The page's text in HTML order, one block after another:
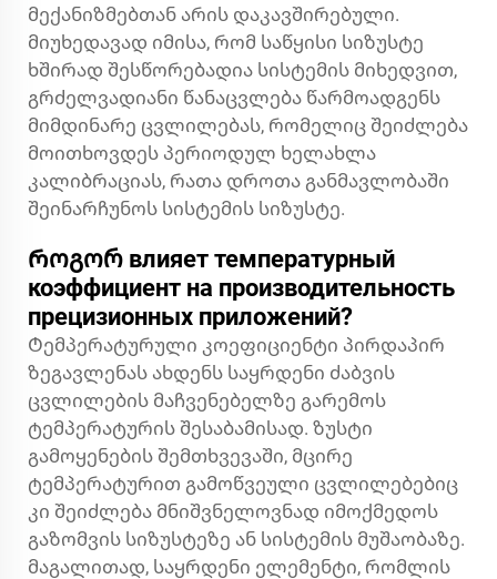
მექანიზმებთან არის დაკავშირებული.
მიუხედავად იმისა, რომ საწყისი სიზუსტე
ხშირად შესწორებადია სისტემის მიხედვით,
გრძელვადიანი წანაცვლება წარმოადგენს
მიმდინარე ცვლილებას, რომელიც შეიძლება
მოითხოვდეს პერიოდულ ხელახლა
კალიბრაციას, რათა დროთა განმავლობაში
შეინარჩუნოს სისტემის სიზუსტე.
Როგორ влияет температурный
коэффициент на производительность
прецизионных приложений?
Ტემპერატურული კოეფიციენტი პირდაპირ
ზეგავლენას ახდენს საყრდენი ძაბვის
ცვლილების მაჩვენებელზე გარემოს
ტემპერატურის შესაბამისად. ზუსტი
გამოყენების შემთხვევაში, მცირე
ტემპერატურით გამოწვეული ცვლილებებიც
კი შეიძლება მნიშვნელოვნად იმოქმედოს
გაზომვის სიზუსტეზე ან სისტემის მუშაობაზე.
მაგალითად, საყრდენი ელემენტი, რომლის